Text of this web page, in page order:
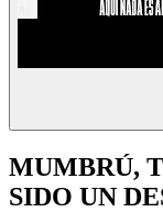
MUMBRÚ,
SIDO UN